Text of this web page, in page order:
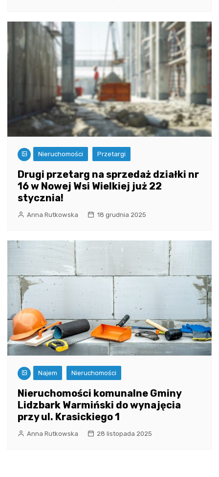
Nieruchomości Przetargi
Drugi przetarg na sprzedaż działki nr
16 w Nowej Wsi Wielkiej już 22
stycznia!
Anna Rutkowska 18 grudnia 2025
Najem Nieruchomości
Nieruchomości komunalne Gminy
Lidzbark Warmiński do wynajęcia
przy ul. Krasickiego 1
Anna Rutkowska 28 listopada 2025